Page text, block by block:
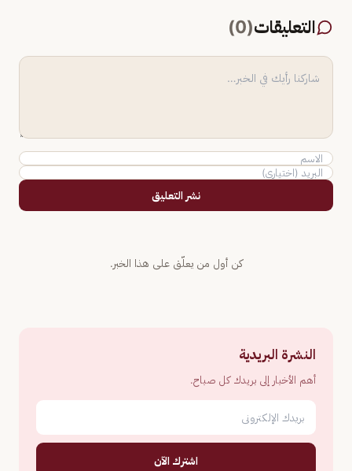
التعليقات(
0
)
نشر التعليق
كن أول من يعلّق على هذا الخبر.
النشرة البريدية
أهم الأخبار إلى بريدك كل صباح.
اشترك الآن